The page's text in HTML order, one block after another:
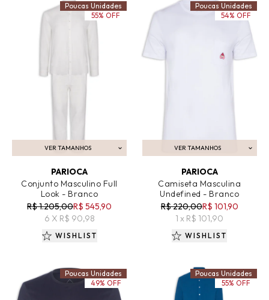
VER TAMANHOS
ADICIONAR AO CARRINHO
PARIOCA
Conjunto Masculino Full
Look - Branco
R$ 1.205,00R$ 545,90
6 X R$ 90,98
Poucas Unidades
55% OFF
WISHLIST
VER TAMANHOS
ADICIONAR AO CARRINHO
PARIOCA
Camiseta Masculina
Undefined - Branco
R$ 220,00R$ 101,90
1 x R$ 101,90
Poucas Unidades
54% OFF
WISHLIST
Poucas Unidades
49% OFF
Poucas Unidades
55% OFF